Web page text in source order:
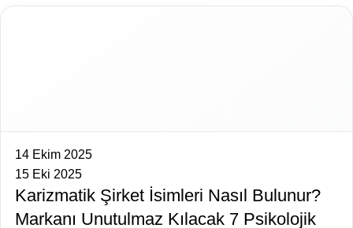
14 Ekim 2025
15 Eki 2025
Karizmatik Şirket İsimleri Nasıl Bulunur?
Markanı Unutulmaz Kılacak 7 Psikolojik